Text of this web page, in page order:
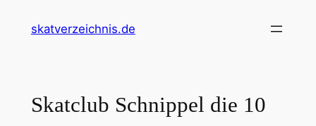
Inhaltskatverzeichnis.de
Skatclub Schnippel die 10